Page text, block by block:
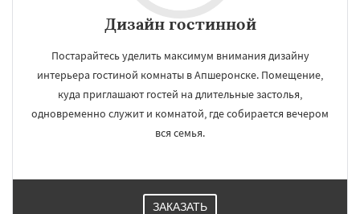
Дизайн гостинной
Постарайтесь уделить максимум внимания дизайну
интерьера гостиной комнаты в Апшеронске. Помещение,
куда приглашают гостей на длительные застолья,
одновременно служит и комнатой, где собирается вечером
вся семья.
ЗАКАЗАТЬ